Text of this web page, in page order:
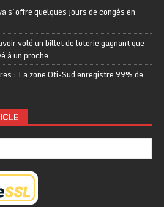
s’offre quelques jours de congés en
volé un billet de loterie gagnant que
à un proche
: La zone Oti-Sud enregistre 99% de